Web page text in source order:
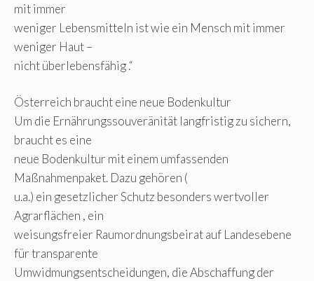
mit immer
weniger Lebensmitteln ist wie ein Mensch mit immer
weniger Haut –
nicht überlebensfähig .“
Österreich braucht eine neue Bodenkultur
Um die Ernährungssouveränität langfristig zu sichern,
braucht es eine
neue Bodenkultur mit einem umfassenden
Maßnahmenpaket. Dazu gehören (
u.a.) ein gesetzlicher Schutz besonders wertvoller
Agrarflächen , ein
weisungsfreier Raumordnungsbeirat auf Landesebene
für transparente
Umwidmungsentscheidungen, die Abschaffung der